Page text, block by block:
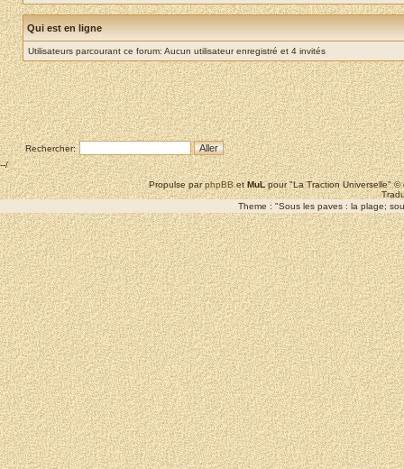
Qui est en ligne
Utilisateurs parcourant ce forum: Aucun utilisateur enregistré et 4 invités
Rechercher:
--/
Propulse parphpBBetMuLpour "La Traction Universelle"
Theme : "Sous les paves : la plage;